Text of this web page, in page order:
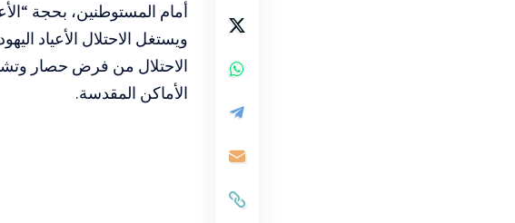
أمام المستوطنين، بحجة
ويستغل الاحتلال الأعياد
الاحتلال من فرض حصار
الأماكن المقدسة.